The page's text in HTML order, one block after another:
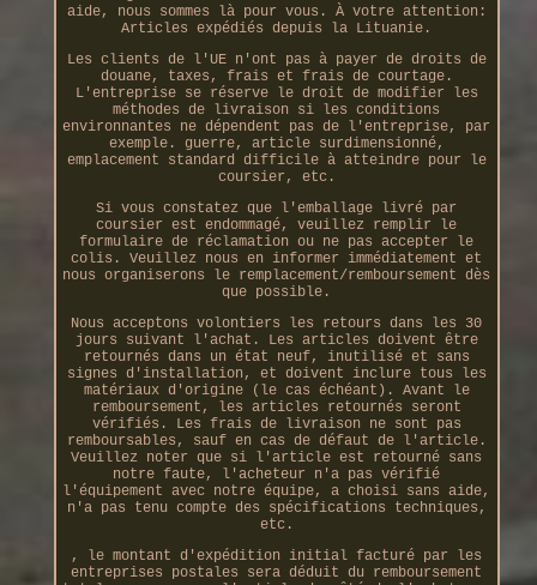
aide, nous sommes là pour vous. À votre attention:
Articles expédiés depuis la Lituanie.
Les clients de l'UE n'ont pas à payer de droits de
douane, taxes, frais et frais de courtage.
L'entreprise se réserve le droit de modifier les
méthodes de livraison si les conditions
environnantes ne dépendent pas de l'entreprise, par
exemple. guerre, article surdimensionné,
emplacement standard difficile à atteindre pour le
coursier, etc.
Si vous constatez que l'emballage livré par
coursier est endommagé, veuillez remplir le
formulaire de réclamation ou ne pas accepter le
colis. Veuillez nous en informer immédiatement et
nous organiserons le remplacement/remboursement dès
que possible.
Nous acceptons volontiers les retours dans les 30
jours suivant l'achat. Les articles doivent être
retournés dans un état neuf, inutilisé et sans
signes d'installation, et doivent inclure tous les
matériaux d'origine (le cas échéant). Avant le
remboursement, les articles retournés seront
vérifiés. Les frais de livraison ne sont pas
remboursables, sauf en cas de défaut de l'article.
Veuillez noter que si l'article est retourné sans
notre faute, l'acheteur n'a pas vérifié
l'équipement avec notre équipe, a choisi sans aide,
n'a pas tenu compte des spécifications techniques,
etc.
, le montant d'expédition initial facturé par les
entreprises postales sera déduit du remboursement